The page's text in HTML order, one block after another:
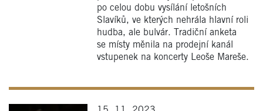
po celou dobu vysílání letošních
Slavíků, ve kterých nehrála hlavní roli
hudba, ale bulvár. Tradiční anketa
se místy měnila na prodejní kanál
vstupenek na koncerty Leoše Mareše.